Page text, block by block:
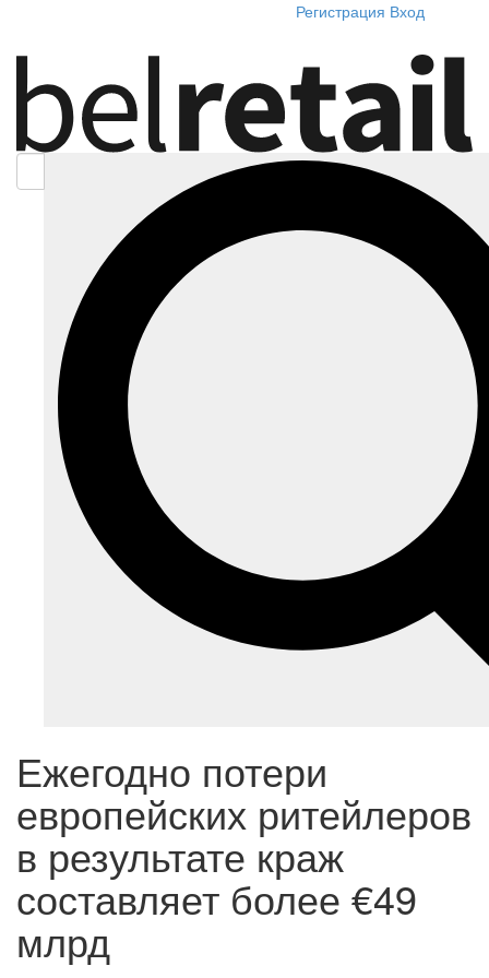
Регистрация Вход
Ежегодно потери
европейских ритейлеров
в результате краж
составляет более €49
млрд